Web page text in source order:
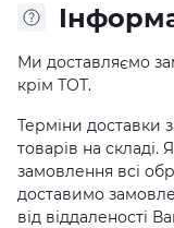
Ми доставляємо
крім ТОТ.
Терміни доставки
товарів на
замовлення всі
доставимо
від віддаленості